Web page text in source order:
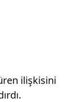
ilişkisini